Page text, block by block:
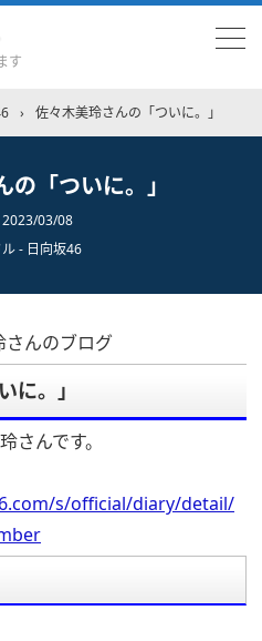
す
› 佐々木美玲さんの「ついに。」
「ついに。」
2023/03/08
ル - 日向坂46
んのブログ
に。」
さんです。
s/official/diary/detail/